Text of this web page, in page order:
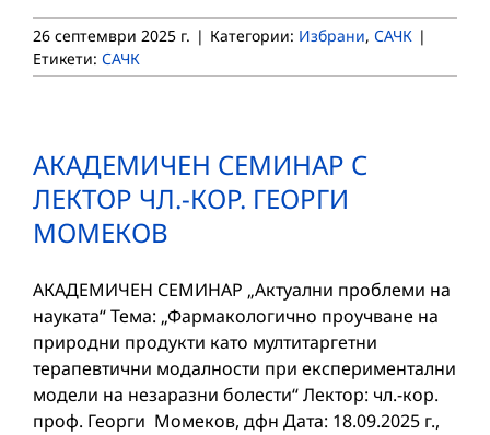
26 септември 2025 г. | Категории: Избрани, САЧК |
Етикети: САЧК
АКАДЕМИЧЕН СЕМИНАР С
ЛЕКТОР ЧЛ.-КОР. ГЕОРГИ
МОМЕКОВ
АКАДЕМИЧЕН СЕМИНАР „Актуални проблеми на
науката“ Тема: „Фармакологично проучване на
природни продукти като мултитаргетни
терапевтични модалности при експериментални
модели на незаразни болести“ Лектор: чл.-кор.
проф. Георги Момеков, дфн Дата: 18.09.2025 г.,